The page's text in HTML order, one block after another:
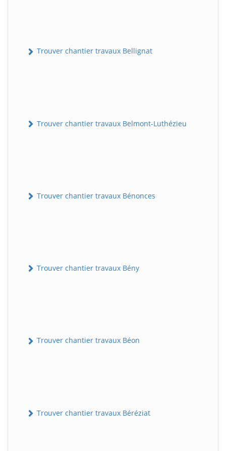
Trouver chantier travaux Bellignat
Trouver chantier travaux Belmont-Luthézieu
Trouver chantier travaux Bénonces
Trouver chantier travaux Bény
Trouver chantier travaux Béon
Trouver chantier travaux Béréziat